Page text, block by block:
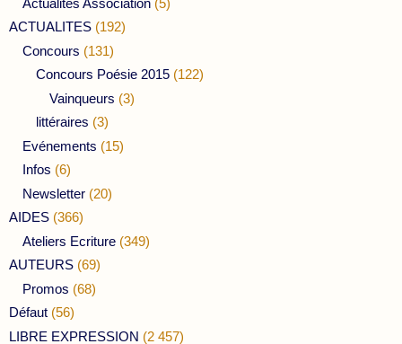
ACTUALITES (192)
Concours (131)
Concours Poésie 2015 (122)
Vainqueurs (3)
littéraires (3)
Evénements (15)
Infos (6)
Newsletter (20)
AIDES (366)
Ateliers Ecriture (349)
AUTEURS (69)
Promos (68)
Défaut (56)
LIBRE EXPRESSION (2 457)